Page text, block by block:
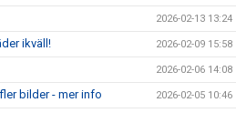
2026-02-13 13:24
ikväll! 2026-02-09 15:58
2026-02-06 14:08
bilder - mer info 2026-02-05 10:46